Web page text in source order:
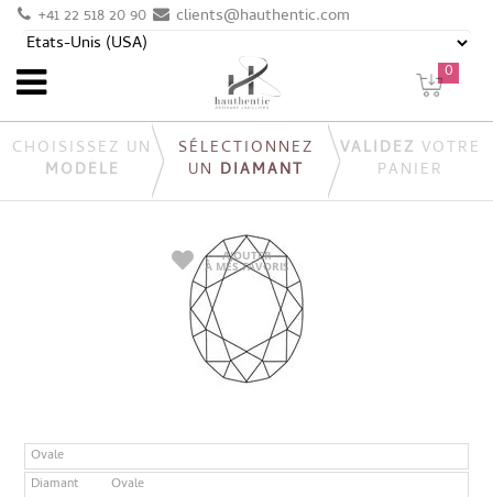
+41 22 518 20 90 clients@hauthentic.com
0
CHOISISSEZ UN
MODÈLE
SÉLECTIONNEZ
UN DIAMANT
VALIDEZ VOTRE
PANIER
AJOUTER
À MES FAVORIS
Ovale
Diamant
Ovale